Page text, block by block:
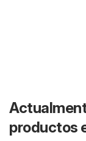
productos